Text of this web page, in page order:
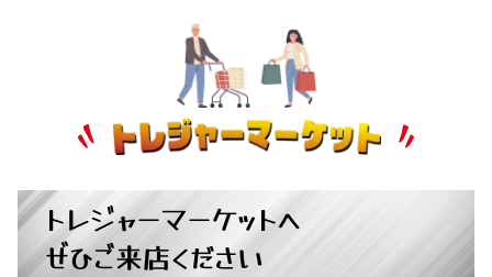
トレジャーマーケットへ
ぜひご来店ください